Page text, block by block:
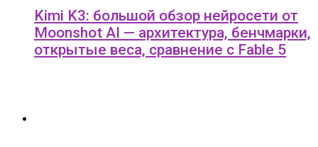
Kimi K3: большой обзор нейросети от
Moonshot AI — архитектура, бенчмарки,
открытые веса, сравнение с Fable 5